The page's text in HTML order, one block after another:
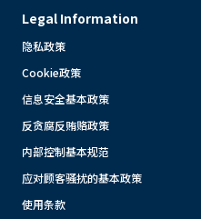
Legal Information
隐私政策
Cookie政策
信息安全基本政策
反贪腐反贿赂政策
内部控制基本规范
应对顾客骚扰的基本政策
使用条款